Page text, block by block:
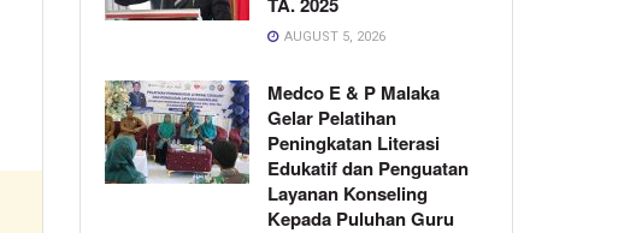
AUGUST 5, 2026
Medco E & P Malaka
Gelar Pelatihan
Peningkatan Literasi
Edukatif dan Penguatan
Layanan Konseling
Kepada Puluhan Guru